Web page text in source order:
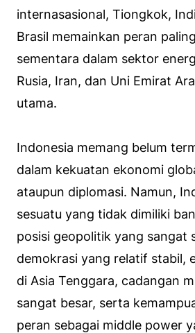
internasasional, Tiongkok,
Brasil memainkan peran
sementara dalam sektor
Rusia, Iran, dan Uni Emirat
utama.
Indonesia memang belum
dalam kekuatan ekonomi
ataupun diplomasi. Namun,
sesuatu yang tidak dimiliki
posisi geopolitik yang sangat
demokrasi yang relatif stabil,
di Asia Tenggara, cadangan
sangat besar, serta
peran sebagai middle power